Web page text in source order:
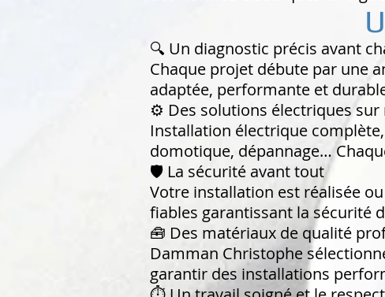
🔍 Un diagnostic précis avant
Chaque projet débute par une
adaptée, performante et
⚙️ Des solutions électriques sur
Installation électrique
domotique, dépannage…
🛡️ La sécurité avant tout
Votre installation est réalisée
fiables garantissant la sécurité
🧰 Des matériaux de qualité
Damman Christophe
garantir des installations